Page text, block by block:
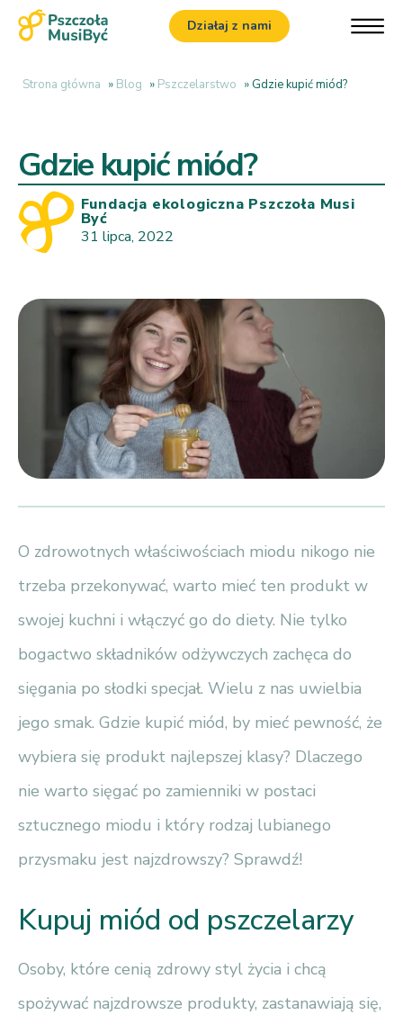
Działaj z nami
Strona główna » Blog » Pszczelarstwo » Gdzie kupić miód?
Gdzie kupić miód?
Fundacja ekologiczna Pszczoła Musi
Być
31 lipca, 2022
O zdrowotnych właściwościach miodu nikogo nie
trzeba przekonywać, warto mieć ten produkt w
swojej kuchni i włączyć go do diety. Nie tylko
bogactwo składników odżywczych zachęca do
sięgania po słodki specjał. Wielu z nas uwielbia
jego smak. Gdzie kupić miód, by mieć pewność, że
wybiera się produkt najlepszej klasy? Dlaczego
nie warto sięgać po zamienniki w postaci
sztucznego miodu i który rodzaj lubianego
przysmaku jest najzdrowszy? Sprawdź!
Kupuj miód od pszczelarzy
Osoby, które cenią zdrowy styl życia i chcą
spożywać najzdrowsze produkty, zastanawiają się,